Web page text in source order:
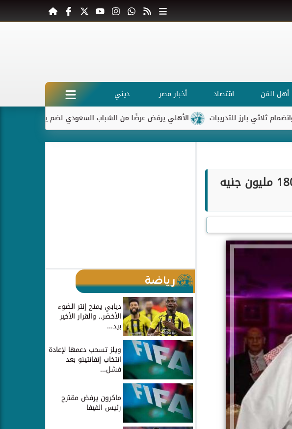
أهل الفن اقتصاد أخبار مصر
ديني
الأهلي يرفض عرضًا من الشباب السعودي لضم ياسر إبراهيم بارز للتدريبات
مرتضى: المراسلات مستمرة مع تركي آل الشيخ.. وأشكره على 180 مليون جنيه
رياضة
ديابي يمنح إنتر الضوء
الأخضر.. والقرار الأخير
بيد...
ويلز تسحب دعمها لإعادة
انتخاب إنفانتينو بعد
فشل...
ماكرون يرفض مقترح
رئيس الفيفا